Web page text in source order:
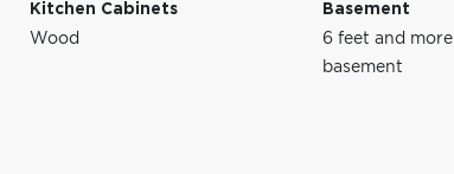
Kitchen Cabinets
Wood
Basement
6 feet and more
basement